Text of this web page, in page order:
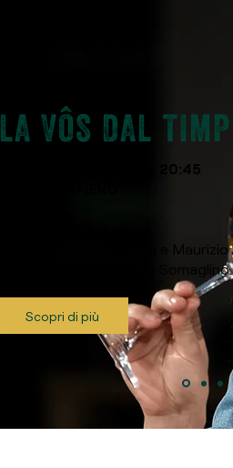
LA VÔS DAL TIMP
Venerdì 17 Luglio _ ore 20:45
con Serena Costalunga e Maurizio
Fanin. Regia di Massimo Somaglino.
Scopri di più